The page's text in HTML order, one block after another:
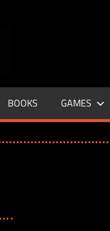
–
LIFE
BOOKS GAMES